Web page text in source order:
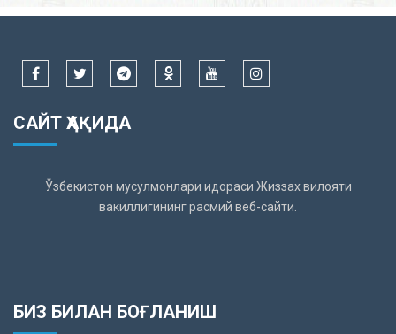
САЙТ ҲАҚИДА
Ўзбекистон мусулмонлари идораси Жиззах вилояти
вакиллигининг расмий веб-сайти.
БИЗ БИЛАН БОҒЛАНИШ